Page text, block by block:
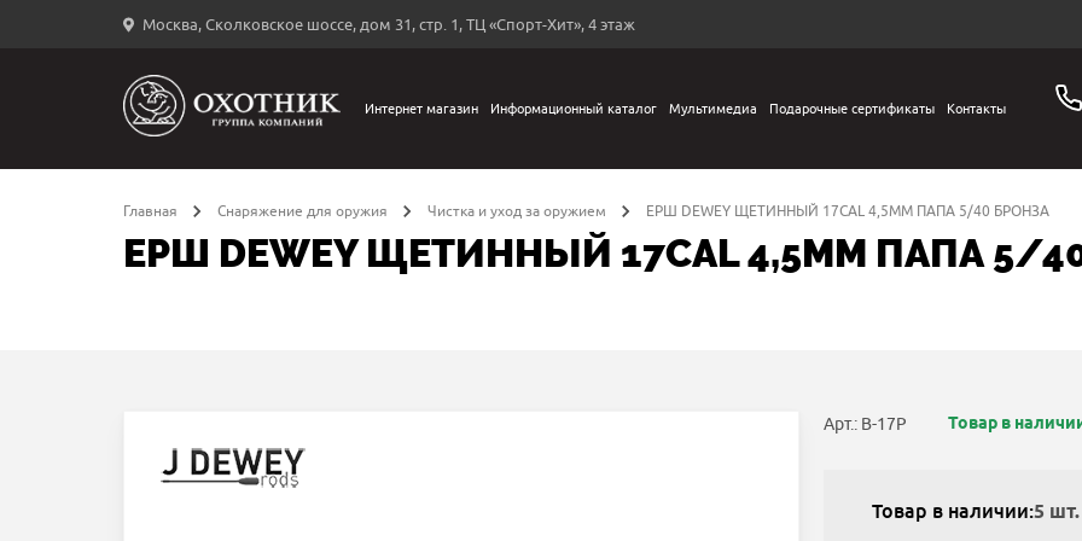
Москва, Сколковское шоссе, дом 31, стр. 1, ТЦ «Спорт-Хит», 4 этаж
←
Интернет магазин Информационный каталог Мультимедиа Подарочные сертификаты Контакты
Главная Снаряжение для оружия Чистка и уход за оружием ЕРШ DEWEY ЩЕТИННЫЙ 17CAL 4,5MM ПАПА 5/40 БРОНЗА
ЕРШ DEWEY ЩЕТИННЫЙ 17CAL 4,5MM ПАПА 5/
Арт.: B-17P Товар в
Товар в наличии:5 шт.